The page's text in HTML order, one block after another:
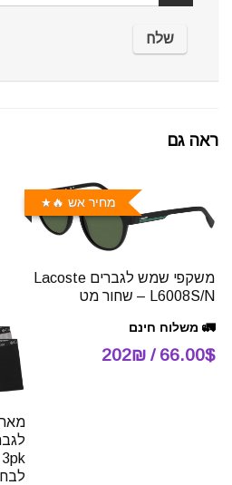
ראה גם
מחיר אש 🔥
משקפי שמש לגברים Lacoste
L6008S/N – שחור מט
🚛 משלוח חינם
66.00$ / 202₪